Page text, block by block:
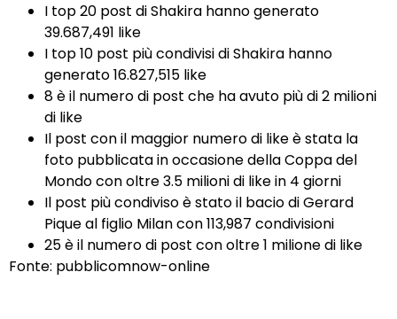
I top 20 post di Shakira hanno generato
39.687,491 like
I top 10 post più condivisi di Shakira hanno
generato 16.827,515 like
8 è il numero di post che ha avuto più di 2 milioni
di like
Il post con il maggior numero di like è stata la
foto pubblicata in occasione della Coppa del
Mondo con oltre 3.5 milioni di like in 4 giorni
Il post più condiviso è stato il bacio di Gerard
Pique al figlio Milan con 113,987 condivisioni
25 è il numero di post con oltre 1 milione di like
Fonte: pubblicomnow-online